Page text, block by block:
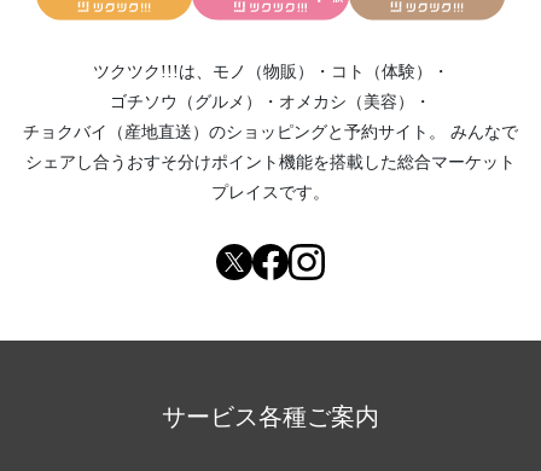
ツクツク!!!は、 モノ（物販） ・ コト（体験）
・
ゴチソウ（グルメ）
・ オメカシ（美容）
・
チョクバイ（産地直送） のショッピングと予約サイト。
みんなで
シェアし合う おすそ分けポイント機能を搭載した総合マーケット
プレイスです。
サービス各種ご案内